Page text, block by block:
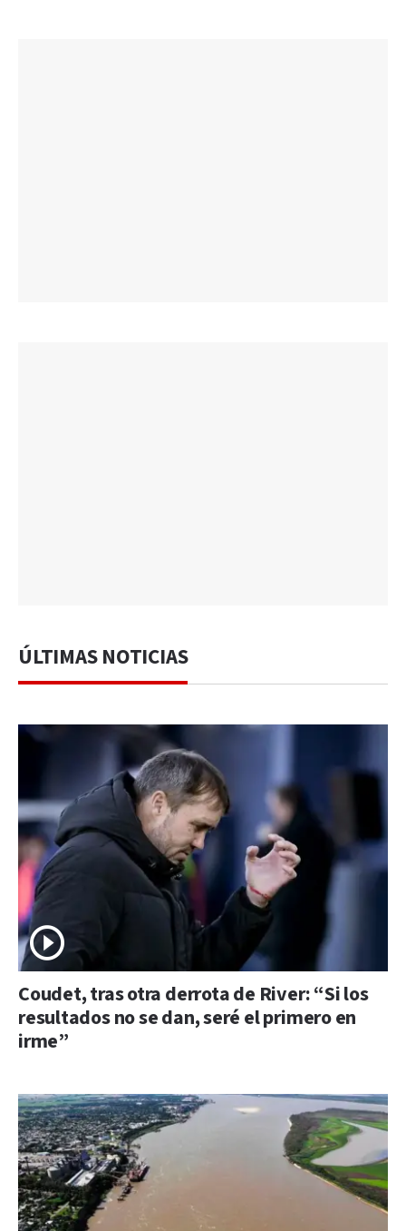
ÚLTIMAS NOTICIAS
Coudet, tras otra derrota de River: “Si los
resultados no se dan, seré el primero en
irme”